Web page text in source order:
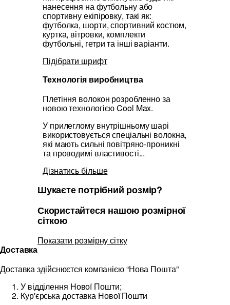
нанесення на футбольну або
спортивну екіпіровку, такі як:
футболка, шорти, спортивний костюм,
куртка, вітровки, комплекти
футбольні, гетри та інші варіанти.
Підібрати шрифт
Технологія виробництва
Плетіння волокон розробленно за
новою технологією Cool Max.
У прилеглому внутрішньому шарі
використовується спеціальні волокна,
які мають сильні повітряно-проникні
та проводимі властивості...
Дізнатись більше
Шукаєте потрібний розмір?
Скористайтеся нашою розмірної
сіткою
Показати розмірну сітку
Доставка
Доставка здійснюєтся компанією “Нова Пошта”
У відділення Нової Пошти;
Кур'єрська доставка Нової Пошти